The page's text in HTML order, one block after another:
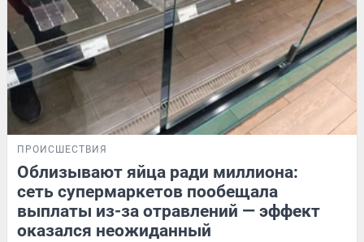
ПРОИСШЕСТВИЯ
Облизывают яйца ради миллиона:
сеть супермаркетов пообещала
выплаты из-за отравлений — эффект
оказался неожиданный